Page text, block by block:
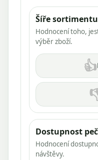
Šíře sortimentu
Hodnocení toho,
výběr zboží.
👍
Dostupnost
Hodnocení
návštěvy.